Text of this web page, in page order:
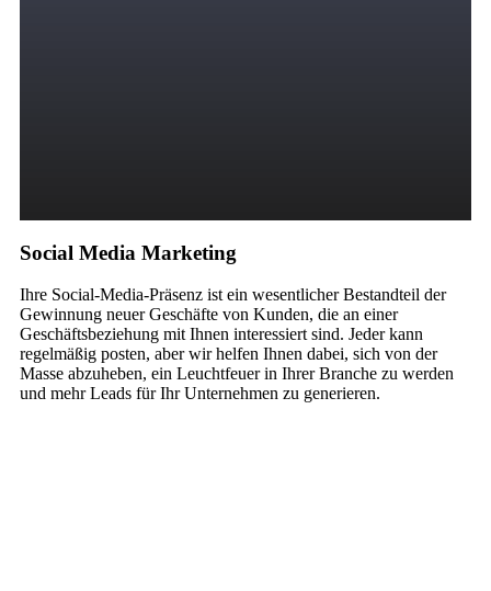
Social Media Marketing
Ihre Social-Media-Präsenz ist ein wesentlicher Bestandteil der
Gewinnung neuer Geschäfte von Kunden, die an einer
Geschäftsbeziehung mit Ihnen interessiert sind. Jeder kann
regelmäßig posten, aber wir helfen Ihnen dabei, sich von der
Masse abzuheben, ein Leuchtfeuer in Ihrer Branche zu werden
und mehr Leads für Ihr Unternehmen zu generieren.